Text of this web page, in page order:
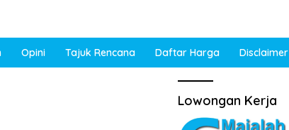
Opini Tajuk Rencana Daftar Harga Disclaimer
Lowongan Kerja